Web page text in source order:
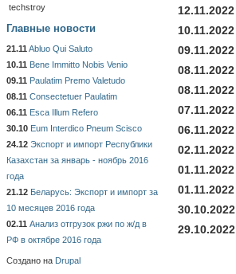
12.11.2022
10.11.2022
09.11.2022
08.11.2022
08.11.2022
07.11.2022
06.11.2022
02.11.2022
01.11.2022
01.11.2022
30.10.2022
29.10.2022
techstroy
Главные новости
21.11 Abluo Qui Saluto
10.11 Bene Immitto Nobis Venio
09.11 Paulatim Premo Valetudo
08.11 Consectetuer Paulatim
06.11 Esca Illum Refero
30.10 Eum Interdico Pneum Scisco
24.12 Экспорт и импорт Республики
Казахстан за январь - ноябрь 2016
года
21.12 Беларусь: Экспорт и импорт за
10 месяцев 2016 года
02.11 Анализ отгрузок ржи по ж/д в
РФ в октябре 2016 года
Создано на Drupal